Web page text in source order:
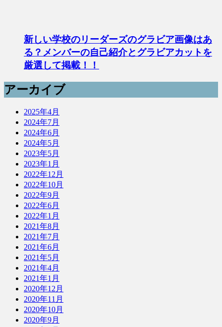
新しい学校のリーダーズのグラビア画像はあ
る？メンバーの自己紹介とグラビアカットを
厳選して掲載！！
アーカイブ
2025年4月
2024年7月
2024年6月
2024年5月
2023年5月
2023年1月
2022年12月
2022年10月
2022年9月
2022年6月
2022年1月
2021年8月
2021年7月
2021年6月
2021年5月
2021年4月
2021年1月
2020年12月
2020年11月
2020年10月
2020年9月